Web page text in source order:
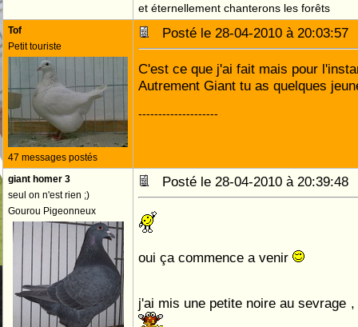
et éternellement chanterons les forêts
Tof
Petit touriste
47 messages postés
Posté le 28-04-2010 à
C'est ce que j'ai fait mais pour
Autrement Giant tu as quelques
--------------------
giant homer 3
seul on n'est rien ;)
Gourou Pigeonneux
Posté le 28-04-2010 à
oui ça commence a venir
j'ai mis une petite noire au sevrage